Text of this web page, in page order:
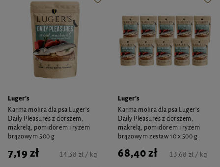
Luger's
Karma mokra dla psa Luger's
Daily Pleasures z dorszem,
makrelą, pomidorem i ryżem
brązowym 500 g
7,19 zł 14,38 zł / kg
Luger's
Karma mokra dla psa Luger's
Daily Pleasures z dorszem,
makrelą, pomidorem i ryżem
brązowym zestaw 10 x 500 g
68,40 zł 13,68 zł / kg